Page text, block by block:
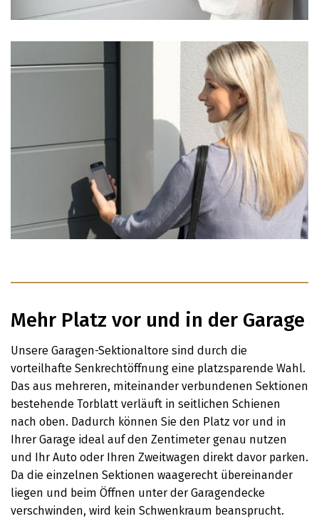
Mehr Platz vor und in der Garage
Unsere Garagen-Sektionaltore sind durch die
vorteilhafte Senkrechtöffnung eine platzsparende Wahl.
Das aus mehreren, miteinander verbundenen Sektionen
bestehende Torblatt verläuft in seitlichen Schienen
nach oben. Dadurch können Sie den Platz vor und in
Ihrer Garage ideal auf den Zentimeter genau nutzen
und Ihr Auto oder Ihren Zweitwagen direkt davor parken.
Da die einzelnen Sektionen waagerecht übereinander
liegen und beim Öffnen unter der Garagendecke
verschwinden, wird kein Schwenkraum beansprucht.